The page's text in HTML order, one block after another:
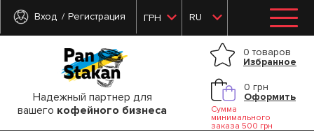
Вход Регистрация ГРН RU
Надежный партнер для
вашего кофейного бизнеса
0 товаров
Избранное
0 грн
Оформить
Сумма
минимального
заказа 500 грн